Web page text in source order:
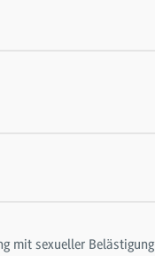
mit sexueller Belästigung